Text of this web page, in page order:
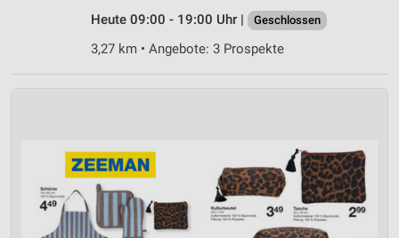
Heute 09:00 - 19:00 Uhr |
Geschlossen
3,27 km • Angebote: 3 Prospekte